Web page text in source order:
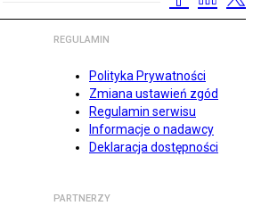
REGULAMIN
Polityka Prywatności
Zmiana ustawień zgód
Regulamin serwisu
Informacje o nadawcy
Deklaracja dostępności
PARTNERZY